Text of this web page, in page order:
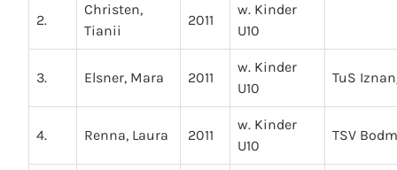
2.
Christen,
Tianii
2011
w. Kinder
U10
3. Elsner, Mara 2011
w. Kinder
U10
TuS
4. Renna, Laura 2011
w. Kinder
U10
TSV